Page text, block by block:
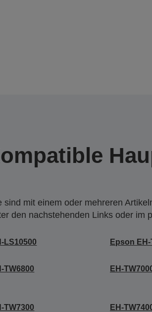
mit einem oder mehreren
den nachstehenden Links oder im
LS10500 Epson
TW6800 EH-
TW7300 EH-